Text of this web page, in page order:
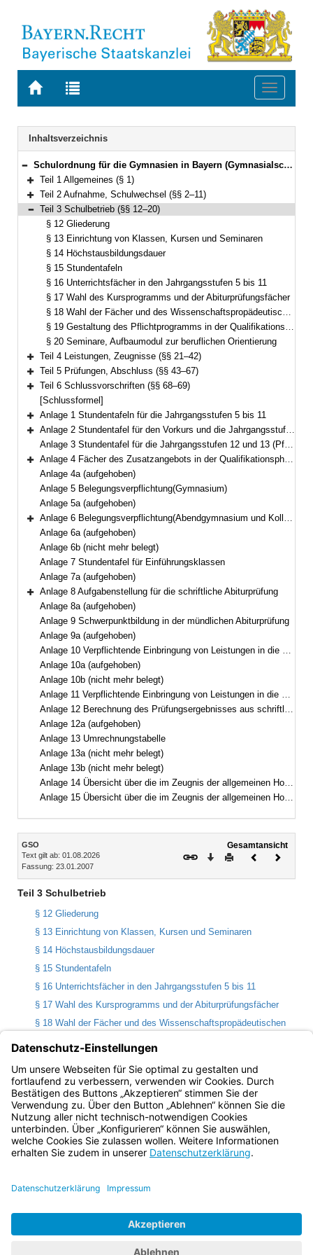
Zur
BAYERN.RECHT
Zur
letzten
Suche
Toggle
Navigation
Inhaltsverzeichnis
Bereich reduzieren
Schulordnung für die Gymnasien in Bayern (Gymnasialschulordnung – GSO) Vom 23. Januar 2007 (GVBl. S. 68) BayRS 2235-1-1-1-K (§§ 1–69)
Bereich erweitern
Teil 1 Allgemeines (§ 1)
Bereich erweitern
Teil 2 Aufnahme, Schulwechsel (§§ 2–11)
Bereich reduzieren
Teil 3 Schulbetrieb (§§ 12–20)
§ 12 Gliederung
§ 13 Einrichtung von Klassen, Kursen und Seminaren
§ 14 Höchstausbildungsdauer
§ 15 Stundentafeln
§ 16 Unterrichtsfächer in den Jahrgangsstufen 5 bis 11
§ 17 Wahl des Kursprogramms und der Abiturprüfungsfächer
§ 18 Wahl der Fächer und des Wissenschaftspropädeutischen Seminars
§ 19 Gestaltung des Pflichtprogramms in der Qualifikationsphase
§ 20 Seminare, Aufbaumodul zur beruflichen Orientierung
Bereich erweitern
Teil 4 Leistungen, Zeugnisse (§§ 21–42)
Bereich erweitern
Teil 5 Prüfungen, Abschluss (§§ 43–67)
Bereich erweitern
Teil 6 Schlussvorschriften (§§ 68–69)
[Schlussformel]
Bereich erweitern
Anlage 1 Stundentafeln für die Jahrgangsstufen 5 bis 11
Bereich erweitern
Anlage 2 Stundentafel für den Vorkurs und die Jahrgangsstufe I
Anlage 3 Stundentafel für die Jahrgangsstufen 12 und 13 (Pflicht- und Wahlpflichtbereich)
Bereich erweitern
Anlage 4 Fächer des Zusatzangebots in der Qualifikationsphase
Anlage 4a (aufgehoben)
Anlage 5 Belegungsverpflichtung(Gymnasium)
Anlage 5a (aufgehoben)
Bereich erweitern
Anlage 6 Belegungsverpflichtung(Abendgymnasium und Kolleg)
Anlage 6a (aufgehoben)
Anlage 6b (nicht mehr belegt)
Anlage 7 Stundentafel für Einführungsklassen
Anlage 7a (aufgehoben)
Bereich erweitern
Anlage 8 Aufgabenstellung für die schriftliche Abiturprüfung
Anlage 8a (aufgehoben)
Anlage 9 Schwerpunktbildung in der mündlichen Abiturprüfung
Anlage 9a (aufgehoben)
Anlage 10 Verpflichtende Einbringung von Leistungen in die Gesamtqualifikation(Gymnasium und Kolleg)
Anlage 10a (aufgehoben)
Anlage 10b (nicht mehr belegt)
Anlage 11 Verpflichtende Einbringung von Leistungen in die Gesamtqualifikation(Abendgymnasium)
Anlage 12 Berechnung des Prüfungsergebnisses aus schriftlicher Prüfung und mündlicher Zusatzprüfung
Anlage 12a (aufgehoben)
Anlage 13 Umrechnungstabelle
Anlage 13a (nicht mehr belegt)
Anlage 13b (nicht mehr belegt)
Anlage 14 Übersicht über die im Zeugnis der allgemeinen Hochschulreife für andere Bewerberinnen und Bewerber erreichbare Höchstzahl von Punkten
Anlage 15 Übersicht über die im Zeugnis der allgemeinen Hochschulreife für andere Bewerberinnen und Bewerber für Schülerinnen und Schüler staatlich genehmigter Ersatzschulen erreichbare Höchstzahl von Punkten, wenn von der Ersetzungsmöglichkeit nach § 64 Abs. 2 Gebrauch gemacht wird
Inhalt
GSO
Text gilt ab: 01.08.2026
Fassung: 23.01.2007
Gesamtansicht
Download
DruckenVorheriges
Teil 3 Schulbetrieb
§ 12 Gliederung
§ 13 Einrichtung von Klassen, Kursen und Seminaren
§ 14 Höchstausbildungsdauer
§ 15 Stundentafeln
§ 16 Unterrichtsfächer in den Jahrgangsstufen 5 bis 11
§ 17 Wahl des Kursprogramms und der Abiturprüfungsfächer
§ 18 Wahl der Fächer und des Wissenschaftspropädeutischen
§ 19 Gestaltung des Pflichtprogramms in der
Qualifikationsphase
§ 20 Seminare, Aufbaumodul zur beruflichen Orientierung
Bayern.de
BayernPortal
Impressum